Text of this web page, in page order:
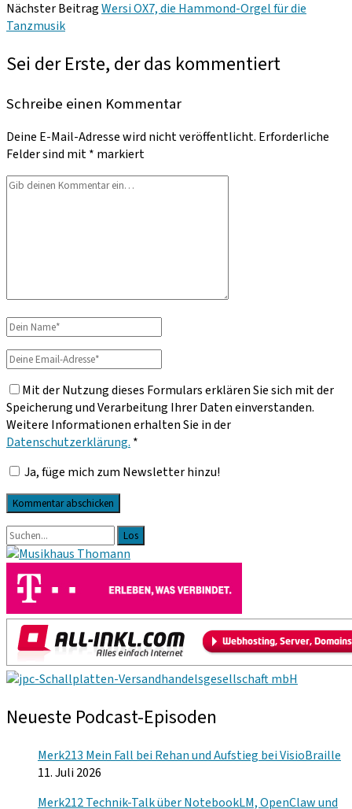
Nächster BeitragWersi OX7, die Hammond-Orgel für die
Tanzmusik
Sei der Erste, der das kommentiert
Schreibe einen Kommentar
Deine E-Mail-Adresse wird nicht veröffentlicht. Erforderliche
Felder sind mit* markiert
Dein
Dein
Name
Deine
Email-
Adresse
Mit der Nutzung dieses Formulars erklären Sie sich mit der
Speicherung und Verarbeitung Ihrer Daten einverstanden.
Weitere Informationen erhalten Sie in der
Datenschutzerklärung. *
Ja, füge mich zum Newsletter hinzu!
Primäre
Sidebar
Suche
nach:
Neueste Podcast-Episoden
Merk213 Mein Fall bei Rehan und Aufstieg bei VisioBraille
11. Juli 2026
Merk212 Technik-Talk über NotebookLM, OpenClaw und